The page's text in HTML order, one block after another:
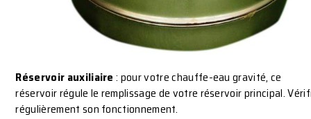
Réservoir auxiliaire : pour votre chauffe-eau gravité, ce
réservoir régule le remplissage de votre réservoir principal.
régulièrement son fonctionnement.